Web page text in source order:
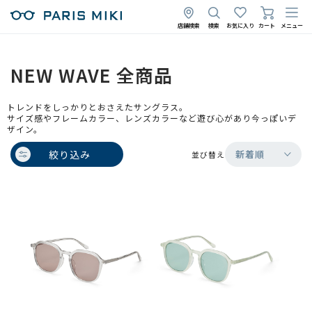
店舗検索 検索 お気に入り カート メニュー
NEW WAVE 全商品
トレンドをしっかりとおさえたサングラス。
サイズ感やフレームカラー、レンズカラーなど遊び心があり今っぽいデ
ザイン。
絞り込み 並び替え 新着順